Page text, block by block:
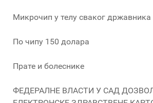
Микрочип у телу сваког државника
По чипу 150 долара
Прате и болеснике
ФЕДЕРАЛНЕ ВЛАСТИ У САД